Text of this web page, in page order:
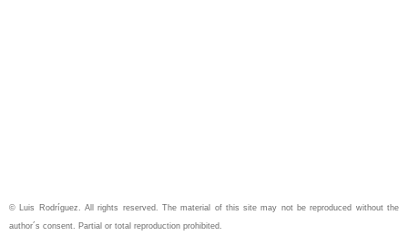
© Luis Rodríguez. All rights reserved. The material of this site may not be reproduced without the
author´s consent. Partial or total reproduction prohibited.